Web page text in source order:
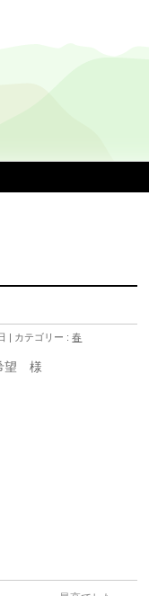
カテゴリー :春
望 様